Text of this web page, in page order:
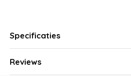
Specificaties
Reviews